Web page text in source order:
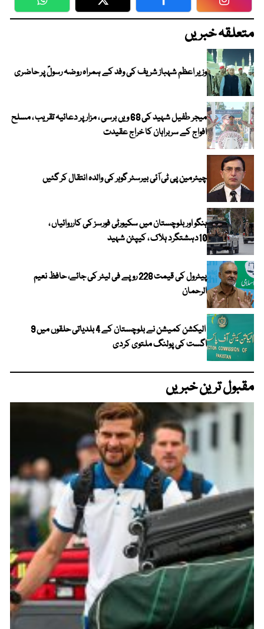
WhatsApp Twitter Facebook
متعلقہ خبریں
وزیر اعظم شہباز شریف کی وفد کے ہمراہ روضہ رسولؐ پر حاضری
میجر طفیل شہید کی 68 ویں برسی ، مزار پر دعائیہ تقریب ، مسلح
افواج کے سربراہان کا خراج عقیدت
چیئرمین پی ٹی آئی بیرسٹر گوہر کی والدہ انتقال کر گئیں
ہنگو اور بلوچستان میں سکیورٹی فورسز کی کارروائیاں ،
10دہشتگرد ہلاک ، کیپٹن شہید
پیٹرول کی قیمت 228 روپے فی لیٹر کی جائے، حافظ نعیم
الرحمان
الیکشن کمیشن نے بلوچستان کے 4 بلدیاتی حلقوں میں 9
اگست کی پولنگ ملتوی کردی
مقبول ترین خبریں